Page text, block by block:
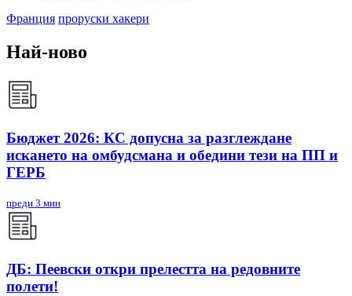
Франция проруски хакери
Най-ново
Бюджет 2026: КС допусна за разглеждане
искането на омбудсмана и обедини тези на ПП и
ГЕРБ
преди 3 мин
ДБ: Пеевски откри прелестта на редовните
полети!